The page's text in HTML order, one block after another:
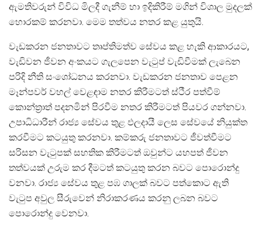
ඇමතිවරුන් විවිධ මිලදී ගැනීම් හා ඉදිකිරීම් මගින් විශාල මුදලක්
හොරකම් කරනවා. මෙම තත්වය නතර කළ යුතුයි.
වැඩකරන ජනතාවට තෘප්තිමත්ව සේවය කළ හැකි ආකාරයට,
වැඩිවන ජීවන අංකයට ගැලපෙන වැටුප් වැඩිවීමක් ලැබෙන
පරිදි නීති සංශෝධනය කරනවා. වැඩකරන ජනතාව පෙළන
මෑන්පවර් වහල් වෙළඳාම නතර කිරීමටත් ස්ථීර පත්වීම්
කොන්ත‍්‍රාත් පදනමින් පිරවීම නතර කිරීමටත් පියවර ගන්නවා.
උපාධිධාරීන් රාජ්‍ය සේවය තුළ ඵලදායී ලෙස සේවයේ නියුක්ත
කරවීමට කටයුතු කරනවා. කම්කරු ජනතාවට ජීවත්වීමට
සරිසන වැටුපක් සහතික කිරීමටත් ඔවුන්ට යහපත් ජීවන
තත්වයක් උරුම කර දීමටත් කටයුතු කරන බවට පොරොන්දු
වනවා. රාජ්‍ය සේවය තුළ පඹ ගාලක් බවට පත්කොට ඇති
වැටුප අවුල සීරුවෙන් නිරාකරණය කරනු ලබන බවට
පොරොන්දු වෙනවා.